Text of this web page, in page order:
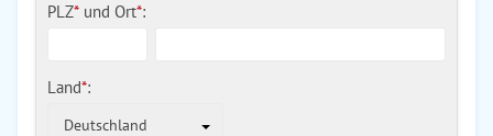
PLZ* und Ort*:
Land*:
Deutschland